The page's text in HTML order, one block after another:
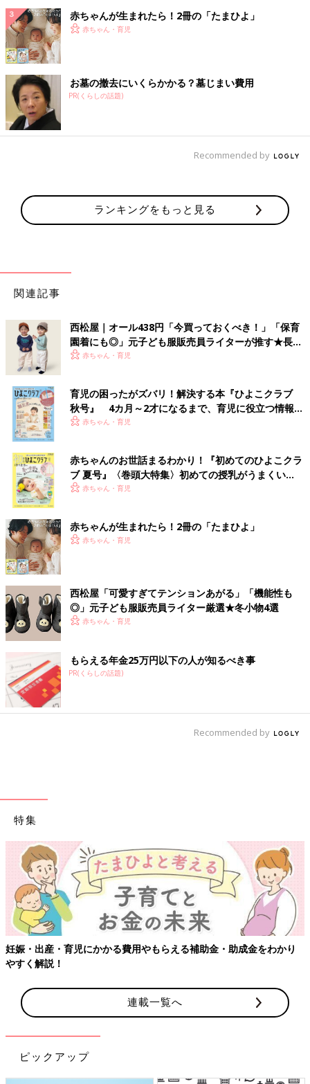
赤ちゃんが生まれたら！2冊の「たまひよ」
赤ちゃん・育児
お墓の撤去にいくらかかる？墓じまい費用
PR(くらしの話題)
Recommended by
ランキングをもっと見る
関連記事
西松屋｜オール438円「今買っておくべき！」「保育
園着にも◎」元子ども服販売員ライターが推す★長袖
Tシャツ5選
赤ちゃん・育児
育児の困ったがズバリ！解決する本『ひよこクラブ
秋号』 4カ月～2才になるまで、育児に役立つ情報が
いっぱい！
赤ちゃん・育児
赤ちゃんのお世話まるわかり！『初めてのひよこクラ
ブ 夏号』〈巻頭大特集〉初めての授乳がうまくい
く！ おっぱい・ミルクの基本と夏のトラブル 解決テ
赤ちゃん・育児
赤ちゃんが生まれたら！2冊の「たまひよ」
赤ちゃん・育児
西松屋「可愛すぎてテンションあがる」「機能性も
◎」元子ども服販売員ライター厳選★冬小物4選
赤ちゃん・育児
もらえる年金25万円以下の人が知るべき事
PR(くらしの話題)
Recommended by
特集
をわかり
【ワクチン接種できるものも】妊婦の感染症対策、知
連載一覧へ
ピックアップ